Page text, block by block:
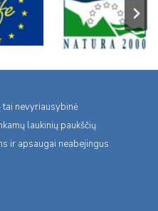
nevyriausybinė
laukinių paukščių
ir apsaugai neabejingus